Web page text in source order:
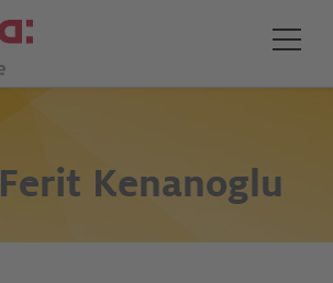
Ferit Kenanoglu